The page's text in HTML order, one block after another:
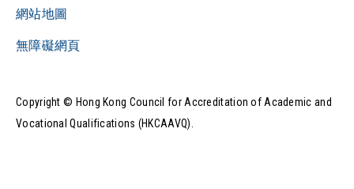
網站地圖
無障礙網頁
Copyright © Hong Kong Council for Accreditation of Academic and
Vocational Qualifications (HKCAAVQ).